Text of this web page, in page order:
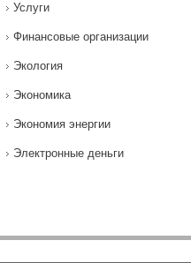
Услуги
Финансовые организации
Экология
Экономика
Экономия энергии
Электронные деньги